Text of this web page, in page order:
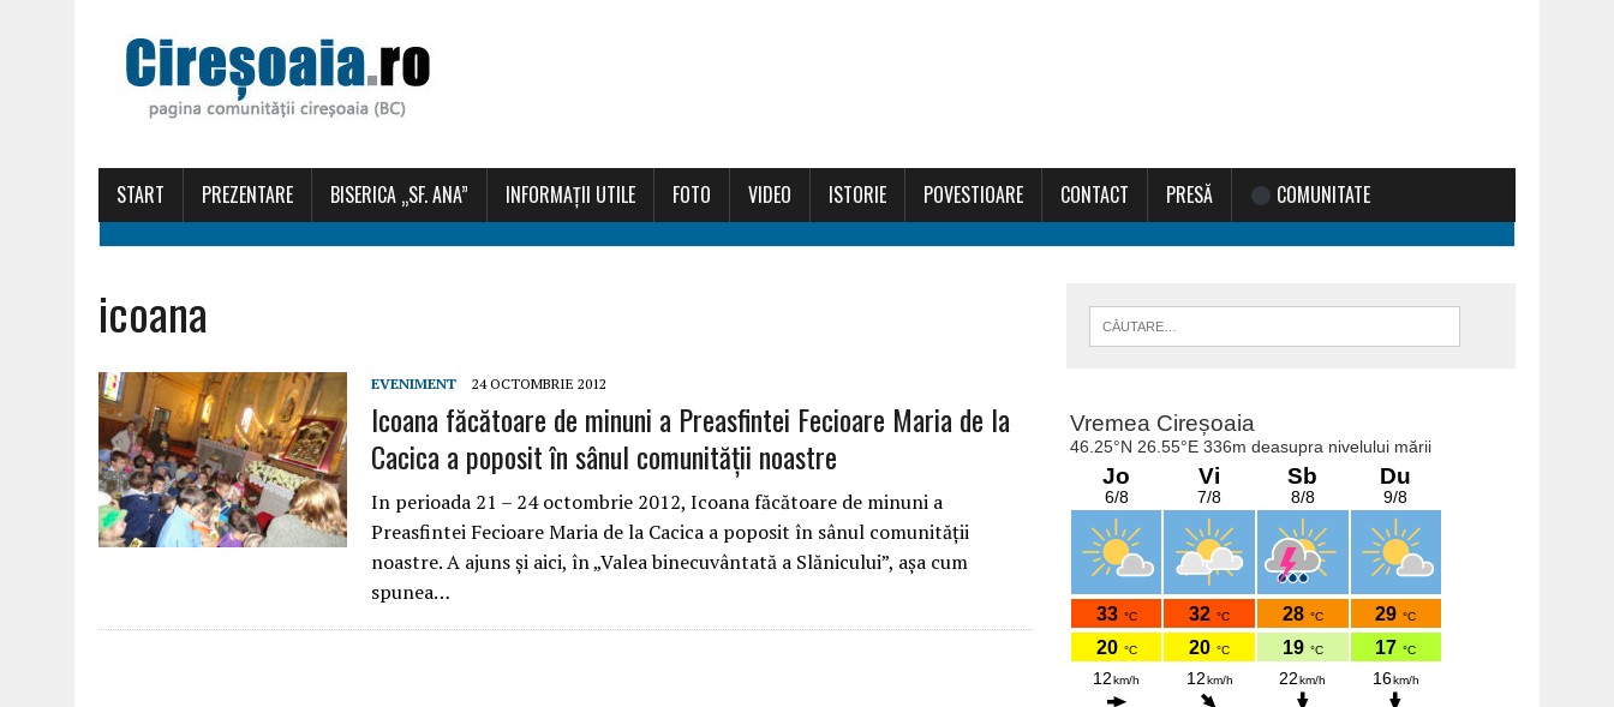
START PREZENTARE BISERICA „SF. ANA” INFORMAȚII UTILE FOTO VIDEO ISTORIE POVESTIOARE CONTACT PRESĂ COMUNITATE
icoana
EVENIMENT 24 OCTOMBRIE 2012
Icoana făcătoare de minuni a Preasfintei Fecioare Maria de la
Cacica a poposit în sânul comunității noastre
In perioada 21 – 24 octombrie 2012, Icoana făcătoare de minuni a
Preasfintei Fecioare Maria de la Cacica a poposit în sânul comunității
noastre. A ajuns și aici, în „Valea binecuvântată a Slănicului”, așa cum
spunea…